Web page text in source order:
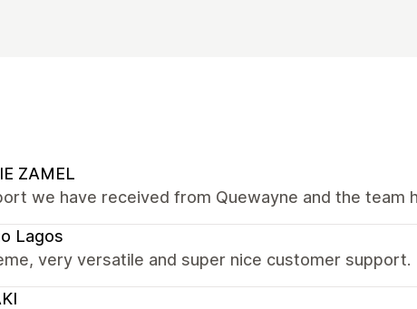
ZAMEL
we have received from Quewayne and the team
Lagos
very versatile and super nice customer support.